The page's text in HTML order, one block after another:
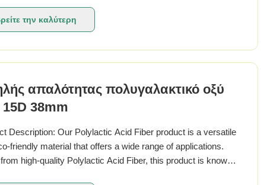
Auxiliary Agent and is ...
την καλύτερη
απαλότητας πολυγαλακτικό οξύ
15D 38mm
Description: Our Polylactic Acid Fiber product is a versatile
friendly material that offers a wide range of applications.
high-quality Polylactic Acid Fiber, this product is known